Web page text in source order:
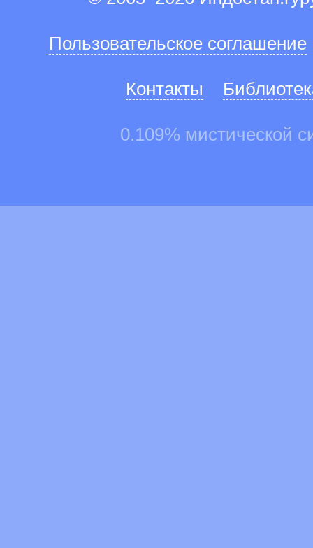
Пользовательское соглашение
Контакты
0.109% мистической